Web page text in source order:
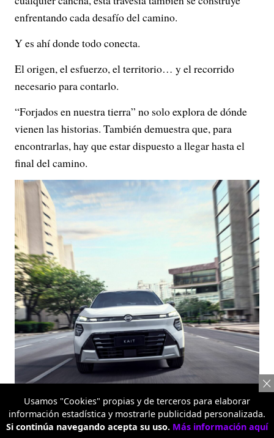
enfrentando cada desafío del camino.
Y es ahí donde todo conecta.
El origen, el esfuerzo, el territorio… y el recorrido
necesario para contarlo.
“Forjados en nuestra tierra” no solo explora de dónde
vienen las historias. También demuestra que, para
encontrarlas, hay que estar dispuesto a llegar hasta el
final del camino.
Nissan Kait
Usamos "Cookies" propias y de terceros para elaborar
información estadística y mostrarle publicidad personalizada.
Si continúa navegando acepta su uso. Más información aquí